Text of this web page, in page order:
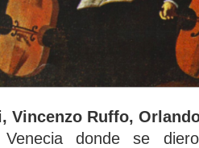
Vincenzo Ruffo,
donde se